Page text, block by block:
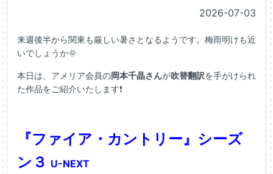
2026-07-03
来週後半から関東も厳しい暑さとなるようです。梅雨明けも近
いでしょうか🌞
本日は、アメリア会員の岡本千晶さんが吹替翻訳を手がけられ
た作品をご紹介いたします❗
『ファイア・カントリー』シーズ
ン３ U-NEXT